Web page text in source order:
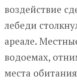
воздействие
лебеди
ареале.
водоемах,
места